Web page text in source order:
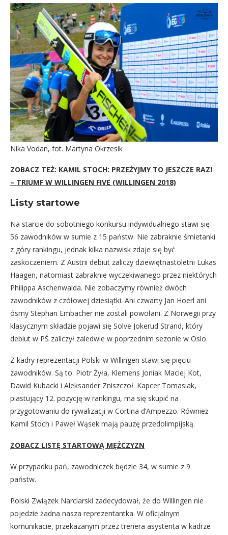
Nika Vodan, fot. Martyna Okrzesik
ZOBACZ TEŻ: KAMIL STOCH: PRZEŻYJMY TO JESZCZE RAZ!
– TRIUMF W WILLINGEN FIVE (WILLINGEN 2018)
Listy startowe
Na starcie do sobotniego konkursu indywidualnego stawi się
56 zawodników w sumie z 15 państw. Nie zabraknie śmietanki
z góry rankingu, jednak kilka nazwisk zdaje się być
zaskoczeniem. Z Austrii debiut zaliczy dziewiętnastoletni Lukas
Haagen, natomiast zabraknie wyczekiwanego przez niektórych
Philippa Aschenwalda. Nie zobaczymy również dwóch
zawodników z czółowej dziesiątki. Ani czwarty Jan Hoerl ani
ósmy Stephan Embacher nie zostali powołani. Z Norwegii przy
klasycznym składzie pojawi się Solve Jokerud Strand, który
debiut w PŚ zaliczył zaledwie w poprzednim sezonie w Oslo.
Z kadry reprezentacji Polski w Willingen stawi się pięciu
zawodników. Są to: Piotr Żyła, Klemens Joniak Maciej Kot,
Dawid Kubacki i Aleksander Zniszczoł. Kapcer Tomasiak,
piastujący 12. pozycję w rankingu, ma się skupić na
przygotowaniu do rywalizacji w Cortina d’Ampezzo. Również
Kamil Stoch i Paweł Wąsek mają pauzę przedolimpijską.
ZOBACZ LISTĘ STARTOWĄ MĘŻCZYZN
W przypadku pań, zawodniczek będzie 34, w sumie z 9
państw.
Polski Związek Narciarski zadecydował, że do Willingen nie
pojedzie żadna nasza reprezentantka. W oficjalnym
komunikacie, przekazanym przez trenera asystenta w kadrze